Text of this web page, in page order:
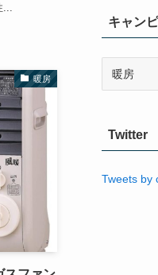
暖房
キャン
ン
グ
Twitter
Tweets by